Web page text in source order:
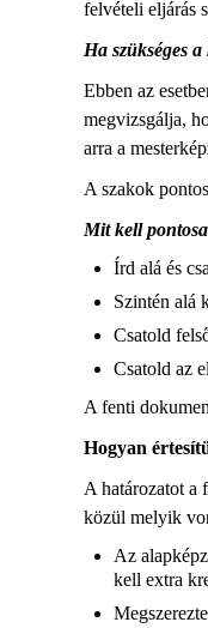
felvételi eljárás
Ha szükséges
Ebben az
megvizsgálja,
arra a
A szakok pontos
Mit kell
Írd alá és
Szintén alá
Csatold
Csatold az
A fenti
Hogyan
A határozatot a
közül melyik
Az
kell extra